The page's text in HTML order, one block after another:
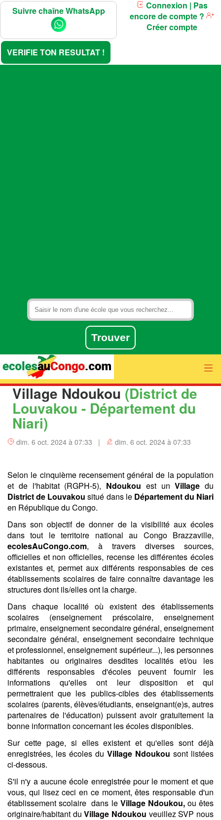
Suivre chaîne WhatsApp
VERIFIE TON RESULTAT !
Connexion | Pas
encore de compte ?
Créer compte
Village Ndoukou (District de
Louvakou - Département du
Niari)
dim. 6 oct. 2024 à 07:33 | dim. 6 oct. 2024 à 07:33
Selon le cinquième recensement général de la population
et de l'habitat (RGPH-5), Ndoukou est unVillage du
District de Louvakou situé dans le Département du Niari
en République du Congo.
Dans son objectif de donner de la visibilité aux écoles
dans tout le territoire national au Congo Brazzaville,
ecolesAuCongo.com, à travers diverses sources,
officielles et non officielles, recense les différentes écoles
existantes et, permet aux différents responsables de ces
établissements scolaires de faire connaître davantage les
structures dont ils/elles ont la charge.
Dans chaque localité où existent des établissements
scolaires (enseignement préscolaire, enseignement
primaire, enseignement secondaire général, enseignement
secondaire général, enseignement secondaire technique
et professionnel, enseignement supérieur...), les personnes
habitantes ou originaires desdites localités et/ou les
différents responsables d'écoles peuvent fournir les
informations qu'elles ont leur disposition et qui
permettraient que les publics-cibles des établissements
scolaires (parents, élèves/étudiants, enseignant(e)s, autres
partenaires de l'éducation) puissent avoir gratuitement la
bonne information concernant les écoles disponibles.
Sur cette page, si elles existent et qu'elles sont déjà
enregistrées, les écoles du Village Ndoukou sont listées
ci-dessous.
S'il n'y a aucune école enregistrée pour le moment et que
vous, qui lisez ceci en ce moment, êtes responsable d'un
établissement scolaire dans le Village Ndoukou, ou êtes
originaire/habitant duVillage Ndoukou veuillez SVP nous